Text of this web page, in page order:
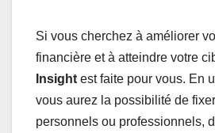
Si vous cherchez à améliorer
financière et à atteindre votre
Insight est faite pour vous. En
vous aurez la possibilité de
personnels ou professionnels,